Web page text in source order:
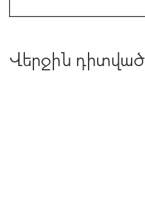
Վերջին դիտված